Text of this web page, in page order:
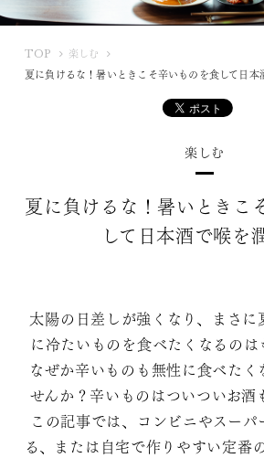
TOP
U
楽しむ
夏に負けるな！暑いときこそ辛いものを食して日本
楽しむ
夏に負けるな！暑いときこ
して日本酒で喉を
太陽の日差しが強くなり、まさに
に冷たいものを食べたくなるのは
なぜか辛いものも無性に食べたく
せんか？辛いものはついついお酒
この記事では、コンビニやスーパ
る、または自宅で作りやすい定番